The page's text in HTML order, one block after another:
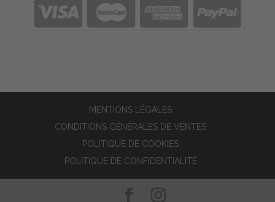
MENTIONS LÉGALES
CONDITIONS GÉNÉRALES DE VENTES
POLITIQUE DE COOKIES
POLITIQUE DE CONFIDENTIALITÉ